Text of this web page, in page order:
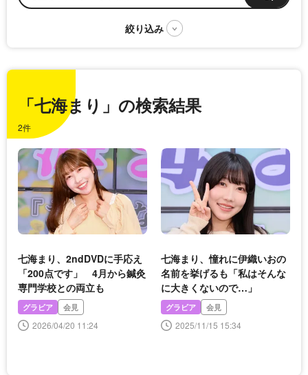
「七海まり」の検索結果
2件
七海まり、2ndDVDに手応え
「200点です」 4月から鍼灸
専門学校との両立も
グラビア 会見
2026/04/20 11:24
七海まり、憧れに伊織いおの
名前を挙げるも「私はそんな
に大きくないので…」
グラビア 会見
2025/11/15 15:34